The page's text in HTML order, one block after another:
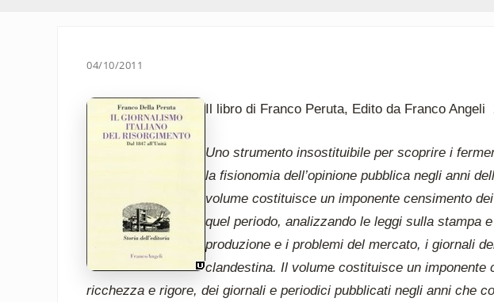
04/10/2011
Il libro di Franco Peruta, Edito da Franco Angeli
Uno strumento insostituibile per scoprire i
la fisionomia dell’opinione pubblica negli anni
volume costituisce un imponente censimento
quel periodo, analizzando le leggi sulla stampa
produzione e i problemi del mercato, i giornali
clandestina. Il volume costituisce un imponente
ricchezza e rigore, dei giornali e periodici pubblicati negli anni che